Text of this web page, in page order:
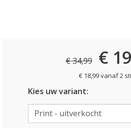
€ 34,99 €
€ 18,99 vanaf 2
Kies uw variant: